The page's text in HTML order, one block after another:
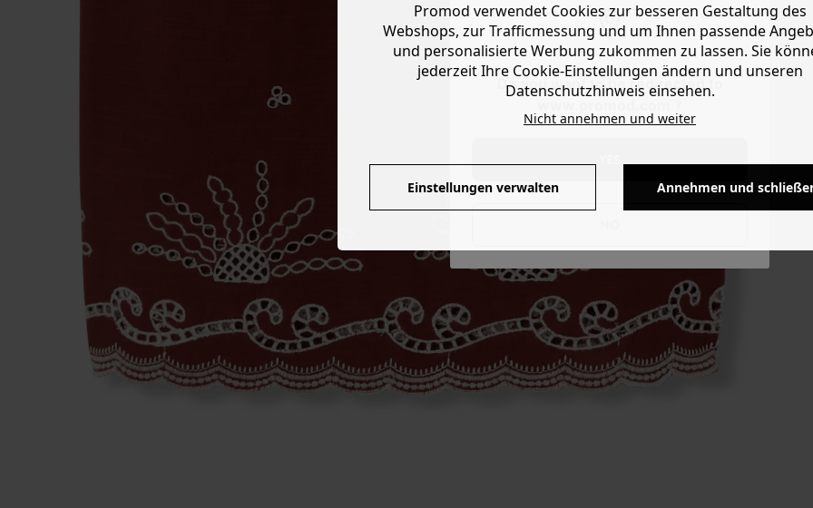
Do you want to be redirected to
Promod verwendet Cookies zur besseren Gestaltung des
Webshops, zur Trafficmessung und um Ihnen passende
und personalisierte Werbung zukommen zu lassen. Sie
jederzeit Ihre Cookie-Einstellungen ändern und unseren
Datenschutzhinweis einsehen.
Nicht annehmen und weiter
Einstellungen verwalten Annehmen und